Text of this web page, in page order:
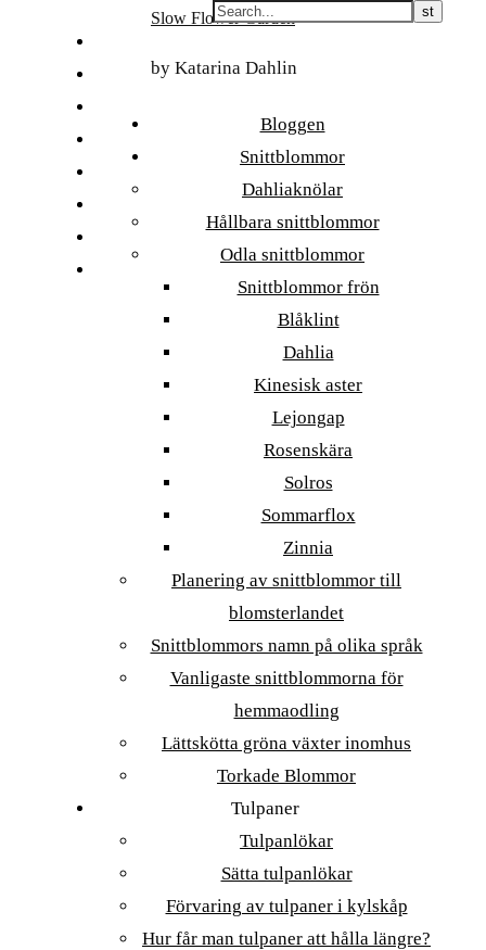
Slow Flower Garden
by Katarina Dahlin
Bloggen
Snittblommor
Dahliaknölar
Hållbara snittblommor
Odla snittblommor
Snittblommor frön
Blåklint
Dahlia
Kinesisk aster
Lejongap
Rosenskära
Solros
Sommarflox
Zinnia
Planering av snittblommor till
blomsterlandet
Snittblommors namn på olika språk
Vanligaste snittblommorna för
hemmaodling
Lättskötta gröna växter inomhus
Torkade Blommor
Tulpaner
Tulpanlökar
Sätta tulpanlökar
Förvaring av tulpaner i kylskåp
Hur får man tulpaner att hålla längre?